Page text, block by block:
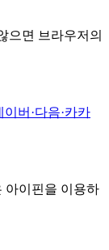
으면 브라우저의
이버·다음·카카
아이핀을 이용하